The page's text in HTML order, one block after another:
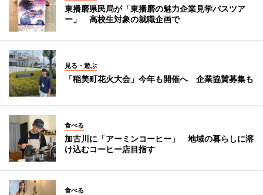
東播磨県民局が「東播磨の魅力企業見学バスツア
ー」 高校生対象の就職企画で
見る・遊ぶ
「稲美町花火大会」今年も開催へ 企業協賛募集も
食べる
加古川に「アーミンコーヒー」 地域の暮らしに溶
け込むコーヒー店目指す
食べる